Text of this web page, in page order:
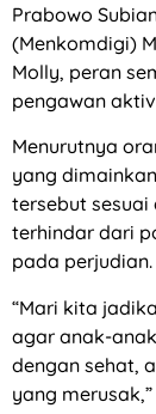
Prabowo
(Menkomdigi)
Molly, peran
pengawan
Menurutnya
yang
tersebut sesuai
terhindar dari
pada perjudian.
“Mari kita
agar anak-
dengan sehat,
yang